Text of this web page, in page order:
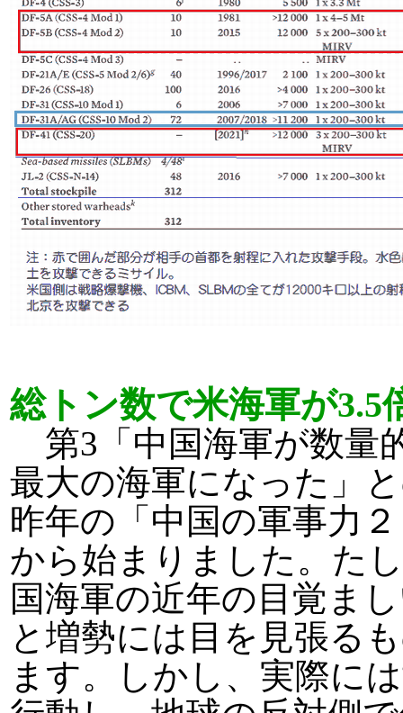
総トン数で米海軍が3.5
第3「中国海軍が数量
最大の海軍になった」
昨年の「中国の軍事力
から始まりました。た
国海軍の近年の目覚ま
と増勢には目を見張る
ます。しかし、実際に